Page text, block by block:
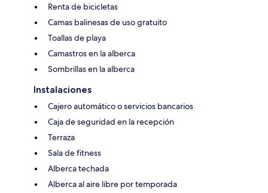
Renta de bicicletas
Camas balinesas de uso gratuito
Toallas de playa
Camastros en la alberca
Sombrillas en la alberca
Instalaciones
Cajero automático o servicios bancarios
Caja de seguridad en la recepción
Terraza
Sala de fitness
Alberca techada
Alberca al aire libre por temporada